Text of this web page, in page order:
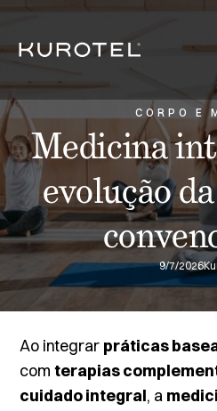
CORPO E
Medicina
evolução
9/7/2026
Ao integrar práticas
comterapias
cuidado integral, a